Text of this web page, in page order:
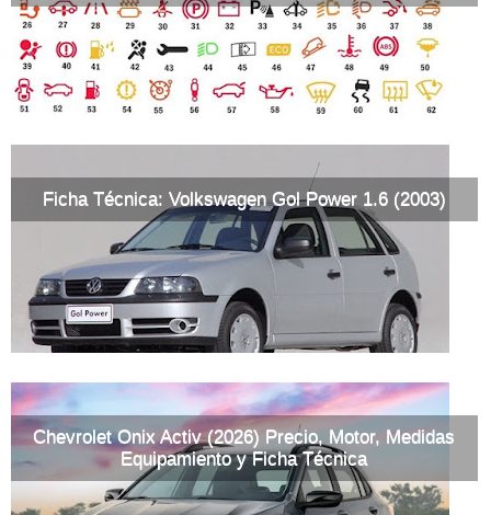
Ficha Técnica: Volkswagen Gol Power 1.6 (2003)
Chevrolet Onix Activ (2026) Precio, Motor, Medidas
Equipamiento y Ficha Técnica